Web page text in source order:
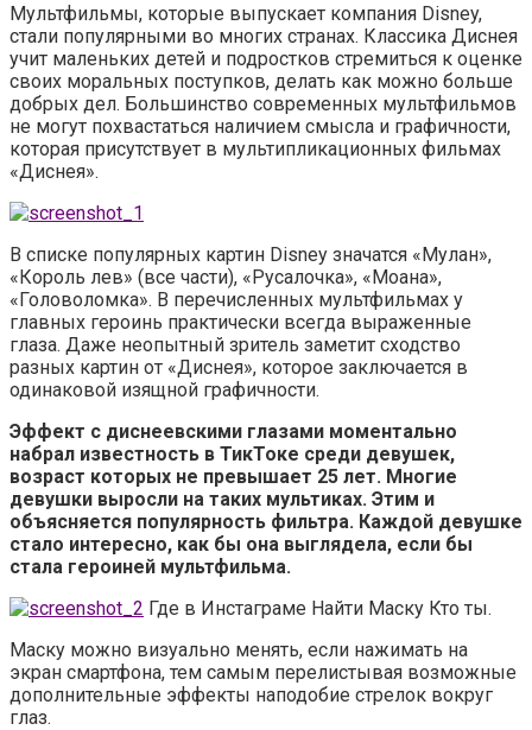
Мультфильмы, которые выпускает компания Disney,
стали популярными во многих странах. Классика Диснея
учит маленьких детей и подростков стремиться к оценке
своих моральных поступков, делать как можно больше
добрых дел. Большинство современных мультфильмов
не могут похвастаться наличием смысла и графичности,
которая присутствует в мультипликационных фильмах
«Диснея».
В списке популярных картин Disney значатся «Мулан»,
«Король лев» (все части), «Русалочка», «Моана»,
«Головоломка». В перечисленных мультфильмах у
главных героинь практически всегда выраженные
глаза. Даже неопытный зритель заметит сходство
разных картин от «Диснея», которое заключается в
одинаковой изящной графичности.
Эффект с диснеевскими глазами моментально
набрал известность в ТикТоке среди девушек,
возраст которых не превышает 25 лет. Многие
девушки выросли на таких мультиках. Этим и
объясняется популярность фильтра. Каждой девушке
стало интересно, как бы она выглядела, если бы
стала героиней мультфильма.
Где в Инстаграме Найти Маску Кто ты.
Маску можно визуально менять, если нажимать на
экран смартфона, тем самым перелистывая возможные
дополнительные эффекты наподобие стрелок вокруг
глаз.